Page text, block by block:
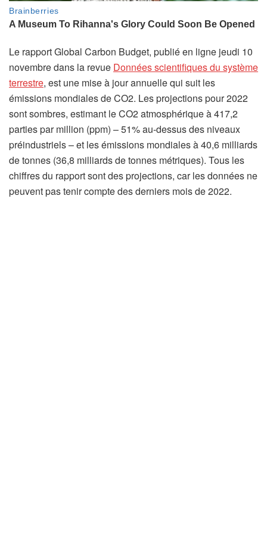
Le rapport Global Carbon Budget, publié en ligne jeudi 10
novembre dans la revue Données scientifiques du système
terrestre(
s
’
o
u
v
r
e
, est une mise à jour annuelle qui suit les
émissions mondiales de CO2. Les projections pour 2022
sont sombres, estimant le CO2 atmosphérique à 417,2
parties par million (ppm) – 51% au-dessus des niveaux
préindustriels – et les émissions mondiales à 40,6 milliards
de tonnes (36,8 milliards de tonnes métriques). Tous les
chiffres du rapport sont des projections, car les données ne
peuvent pas tenir compte des derniers mois de 2022.